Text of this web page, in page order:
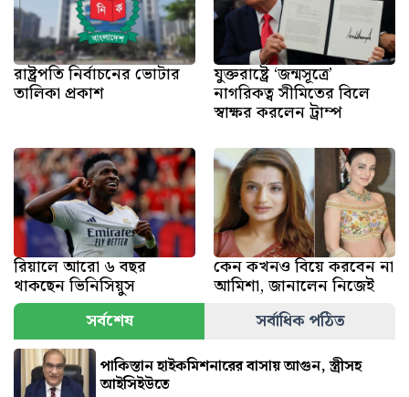
রাষ্ট্রপতি নির্বাচনের ভোটার
তালিকা প্রকাশ
যুক্তরাষ্ট্রে ‘জন্মসূত্রে’
নাগরিকত্ব সীমিতের বিলে
স্বাক্ষর করলেন ট্রাম্প
রিয়ালে আরো ৬ বছর
থাকছেন ভিনিসিয়ুস
কেন কখনও বিয়ে করবেন না
আমিশা, জানালেন নিজেই
সর্বশেষ
সর্বাধিক পঠিত
পাকিস্তান হাইকমিশনারের বাসায় আগুন, স্ত্রীসহ
আইসিইউতে